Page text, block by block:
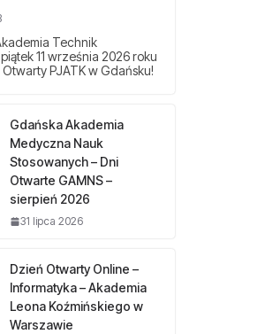
Technik
11 września 2026 roku
PJATK w Gdańsku!
Gdańska Akademia
Medyczna Nauk
Stosowanych – Dni
Otwarte GAMNS –
sierpień 2026
31 lipca 2026
Dzień Otwarty Online –
Informatyka – Akademia
Leona Koźmińskiego w
Warszawie